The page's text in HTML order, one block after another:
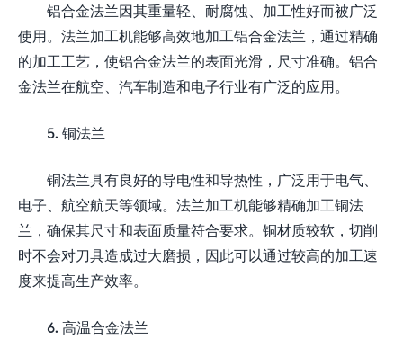
铝合金法兰因其重量轻、耐腐蚀、加工性好而被广泛
使用。法兰加工机能够高效地加工铝合金法兰，通过精确
的加工工艺，使铝合金法兰的表面光滑，尺寸准确。铝合
金法兰在航空、汽车制造和电子行业有广泛的应用。
5. 铜法兰
铜法兰具有良好的导电性和导热性，广泛用于电气、
电子、航空航天等领域。法兰加工机能够精确加工铜法
兰，确保其尺寸和表面质量符合要求。铜材质较软，切削
时不会对刀具造成过大磨损，因此可以通过较高的加工速
度来提高生产效率。
6. 高温合金法兰